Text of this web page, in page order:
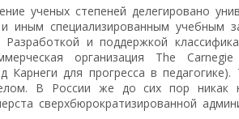
ученых степеней делегировано
и иным специализированным учебным
и поддержкой
организация The
Карнеги для прогресса в педагогике).
В России же до сих пор никак
сверхбюрократизированной